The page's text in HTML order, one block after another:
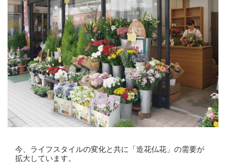
会員登録・取引申請
リンク
JDCA(ディスプレイスクール)
店舗情報・営業日
会社情報
採用情報
今、ライフスタイルの変化と共に「造花仏花」の需要が
拡大しています。